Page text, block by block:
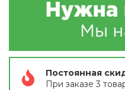
Постоянная
При заказе 3